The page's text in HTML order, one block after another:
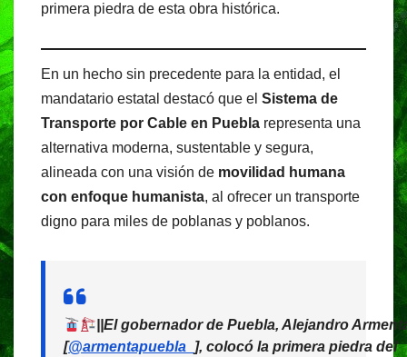
primera piedra de esta obra histórica.
En un hecho sin precedente para la entidad, el
mandatario estatal destacó que el Sistema de
Transporte por Cable en Puebla representa una
alternativa moderna, sustentable y segura,
alineada con una visión de movilidad humana
con enfoque humanista, al ofrecer un transporte
digno para miles de poblanas y poblanos.
||El gobernador de Puebla, Alejandro
[@armentapuebla_ ], colocó la primera piedra del